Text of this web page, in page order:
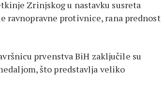
Zrinjskog u nastavku susreta
protivnice, rana prednost
prvenstva BiH zaključile su
što predstavlja veliko